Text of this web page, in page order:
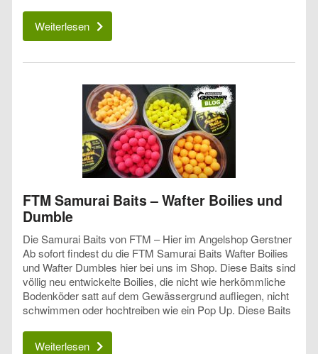
Weiterlesen
FTM Samurai Baits – Wafter Boilies und
Dumble
Die Samurai Baits von FTM – Hier im Angelshop Gerstner
Ab sofort findest du die FTM Samurai Baits Wafter Boilies
und Wafter Dumbles hier bei uns im Shop. Diese Baits sind
völlig neu entwickelte Boilies, die nicht wie herkömmliche
Bodenköder satt auf dem Gewässergrund aufliegen, nicht
schwimmen oder hochtreiben wie ein Pop Up. Diese Baits
Weiterlesen